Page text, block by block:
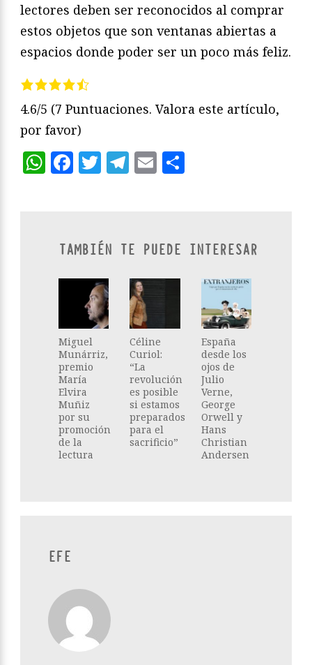
lectores deben ser reconocidos al comprar
estos objetos que son ventanas abiertas a
espacios donde poder ser un poco más feliz.
4.6/5 (7 Puntuaciones. Valora este artículo,
por favor)
WhatsApp
Facebook
Twitter
Telegram
Email
TAMBIÉN TE PUEDE INTERESAR
Miguel
Munárriz,
premio
María
Elvira
Muñiz
por su
promoción
de la
lectura
Céline
Curiol:
“La
revolución
es posible
si estamos
preparados
para el
sacrificio”
España
desde los
ojos de
Julio
Verne,
George
Orwell y
Hans
Christian
Andersen
EFE